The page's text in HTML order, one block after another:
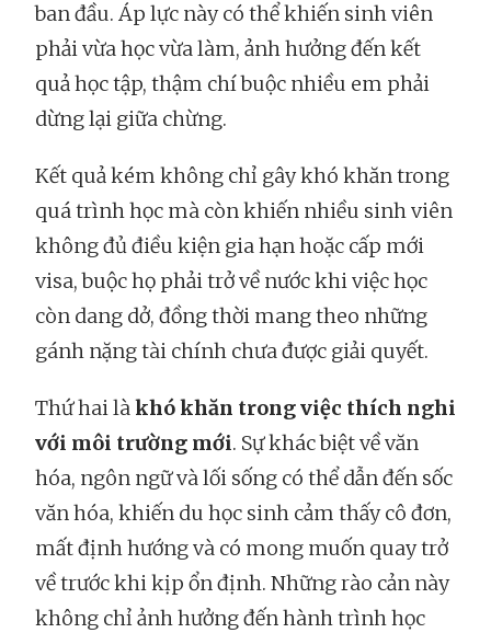
ban đầu. Áp lực này có thể khiến sinh viên
phải vừa học vừa làm, ảnh hưởng đến kết
quả học tập, thậm chí buộc nhiều em phải
dừng lại giữa chừng.
Kết quả kém không chỉ gây khó khăn trong
quá trình học mà còn khiến nhiều sinh viên
không đủ điều kiện gia hạn hoặc cấp mới
visa, buộc họ phải trở về nước khi việc học
còn dang dở, đồng thời mang theo những
gánh nặng tài chính chưa được giải quyết.
Thứ hai làkhó khăn trong việc thích nghi
với môi trường mới. Sự khác biệt về văn
hóa, ngôn ngữ và lối sống có thể dẫn đến sốc
văn hóa, khiến du học sinh cảm thấy cô đơn,
mất định hướng và có mong muốn quay trở
về trước khi kịp ổn định. Những rào cản này
không chỉ ảnh hưởng đến hành trình học